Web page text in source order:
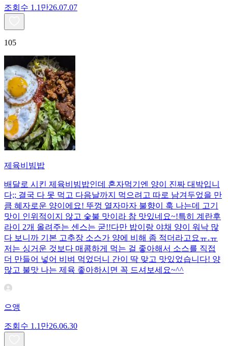
조회수 1.1만26.07.07
105
제육비빔밥
배달로 시킨 제육비빔밥인데 혼자먹기엔 양이 진짜 대박입니
다;; 결국 다 못 먹고 다음날까지 먹으려고 따로 남겨두었을 만
큼 혜자로운 양이에요! 뚜껑 열자마자 불향이 훅 나는데 고기
맛이 인위적이지 않고 숯불 맛이라 참 맛있네요~!특히 계란후
라이 2개 올려주는 센스는 굳!! ​다만 밥이랑 야채 양이 워낙 많
다 보니까 기본 고추장 소스가 양에 비해 좀 적더라고요ㅠ.ㅠ
저는 싱거운 것보다 매콤하게 먹는 걸 좋아해서 소스를 직접
더 만들어 넣어 비벼 먹었더니 간이 딱 맞고 맛있었습니다! 양
많고 불맛 나는 제육 좋아하시면 꼭 드셔보세요~^^
으앵
조회수 1.1만26.06.30